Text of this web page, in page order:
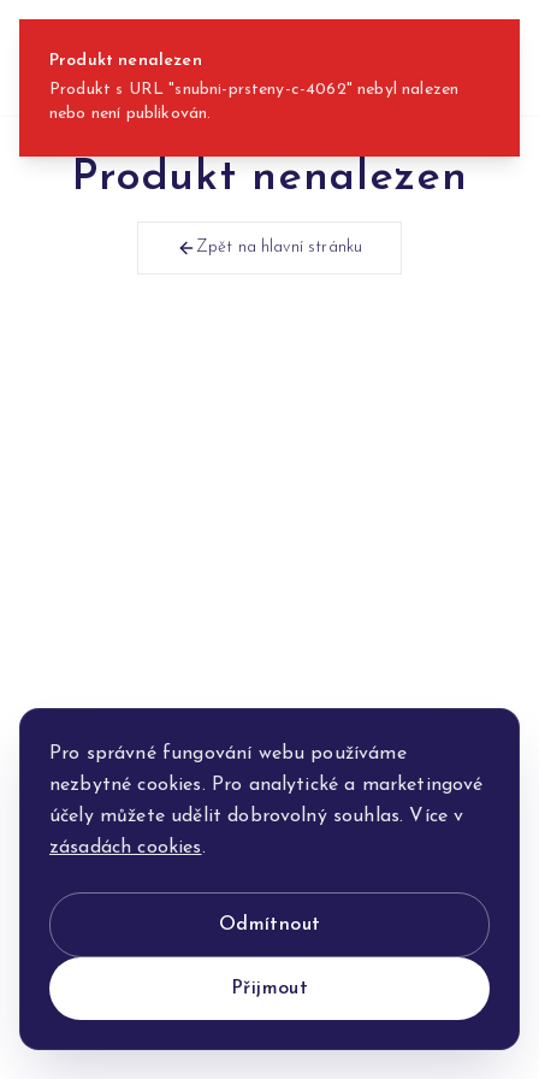
Produkt nenalezen
Produkt s URL "snubni-prsteny-c-4062" nebyl nalezen
nebo není publikován.
Pro správné fungování webu používáme
nezbytné cookies. Pro analytické a marketingové
účely můžete udělit dobrovolný souhlas. Více v
zásadách cookies.
Odmítnout
Přijmout
Produkt nenalezen
Zpět na hlavní stránku